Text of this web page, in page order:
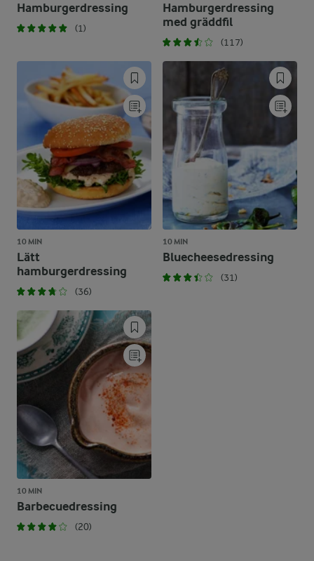
Hamburgerdressing
(1)
Hamburgerdressing
med gräddfil
(117)
10 MIN
Lätt
hamburgerdressing
(36)
10 MIN
Bluecheesedressing
(31)
10 MIN
Barbecuedressing
(20)